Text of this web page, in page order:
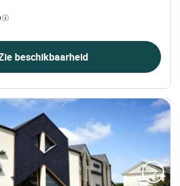
beschikbaarheid